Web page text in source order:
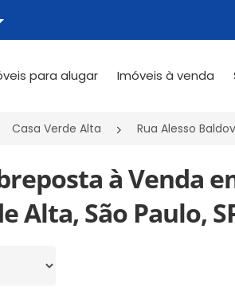
para alugar Imóveis à venda
Casa Verde Alta Rua Alesso
à Venda
Alta, São Paulo,